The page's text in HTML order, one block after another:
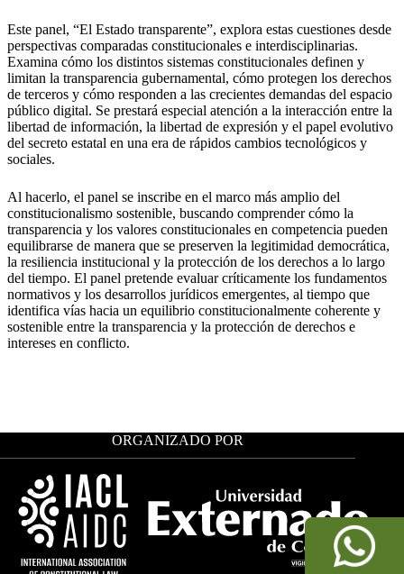
Este panel, “El Estado transparente”, explora estas cuestiones desde
perspectivas comparadas constitucionales e interdisciplinarias.
Examina cómo los distintos sistemas constitucionales definen y
limitan la transparencia gubernamental, cómo protegen los derechos
de terceros y cómo responden a las crecientes demandas del espacio
público digital. Se prestará especial atención a la interacción entre la
libertad de información, la libertad de expresión y el papel evolutivo
del secreto estatal en una era de rápidos cambios tecnológicos y
sociales.
Al hacerlo, el panel se inscribe en el marco más amplio del
constitucionalismo sostenible, buscando comprender cómo la
transparencia y los valores constitucionales en competencia pueden
equilibrarse de manera que se preserven la legitimidad democrática,
la resiliencia institucional y la protección de los derechos a lo largo
del tiempo. El panel pretende evaluar críticamente los fundamentos
normativos y los desarrollos jurídicos emergentes, al tiempo que
identifica vías hacia un equilibrio constitucionalmente coherente y
sostenible entre la transparencia y la protección de derechos e
intereses en conflicto.
ORGANIZADO POR